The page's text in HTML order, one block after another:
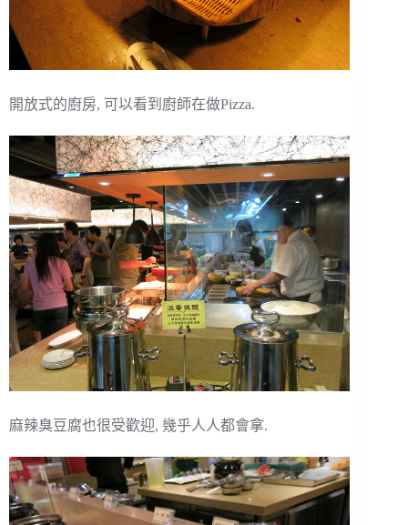
開放式的廚房, 可以看到廚師在做Pizza.
麻辣臭豆腐也很受歡迎, 幾乎人人都會拿.